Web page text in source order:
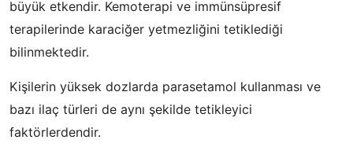
büyük etkendir. Kemoterapi ve immünsüpresif
terapilerinde karaciğer yetmezliğini tetiklediği
bilinmektedir.
Kişilerin yüksek dozlarda parasetamol kullanması ve
bazı ilaç türleri de aynı şekilde tetikleyici
faktörlerdendir.